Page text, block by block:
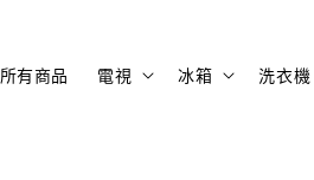
所有商品 電視 冰箱 洗衣機